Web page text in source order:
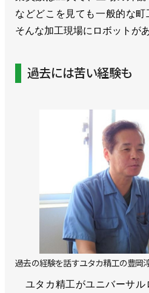
などどこを見ても一般的な町
そんな加工現場にロボットが
過去には苦い経験も
過去の経験を話すユタカ精工の豊岡
ユタカ精工がユニバーサル